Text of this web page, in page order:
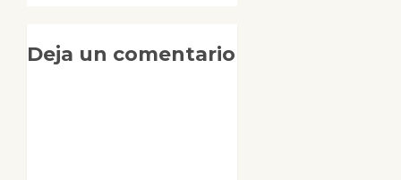
Deja un comentario